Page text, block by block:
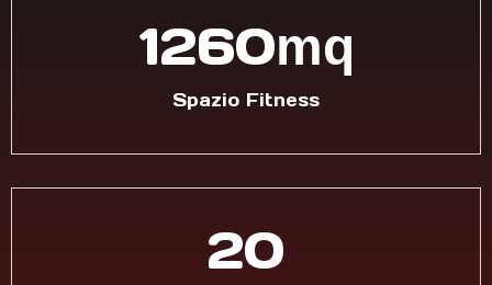
1600mq
Spazio Fitness
20